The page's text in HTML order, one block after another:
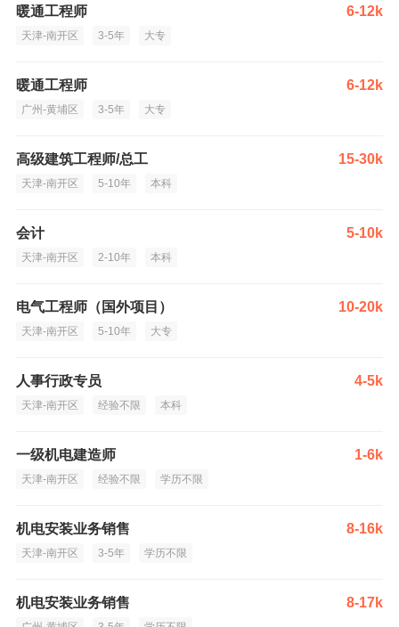
暖通工程师 6-12k
天津-南开区 3-5年 大专
暖通工程师 6-12k
广州-黄埔区 3-5年 大专
高级建筑工程师/总工 15-30k
天津-南开区 5-10年 本科
会计 5-10k
天津-南开区 2-10年 本科
电气工程师（国外项目） 10-20k
天津-南开区 5-10年 大专
人事行政专员 4-5k
天津-南开区 经验不限 本科
一级机电建造师 1-6k
天津-南开区 经验不限 学历不限
机电安装业务销售 8-16k
天津-南开区 3-5年 学历不限
机电安装业务销售 8-17k